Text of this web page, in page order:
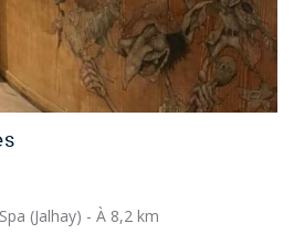
(Jalhay) - À 8,2 km